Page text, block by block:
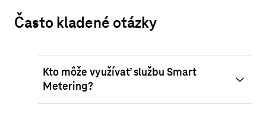
Často kladené otázky
Kto môže využívať službu Smart
Metering?